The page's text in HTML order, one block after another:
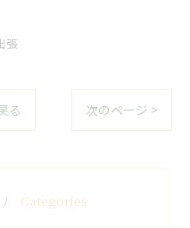
張
る 次のページ >
Categories